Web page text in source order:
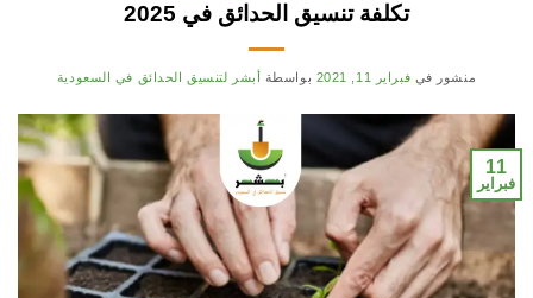
تكلفة تنسيق الحدائق في 2025
منشور في فبراير 11, 2021 بواسطة أبشر لتنسيق الحدائق في السعودية
11
فبراير